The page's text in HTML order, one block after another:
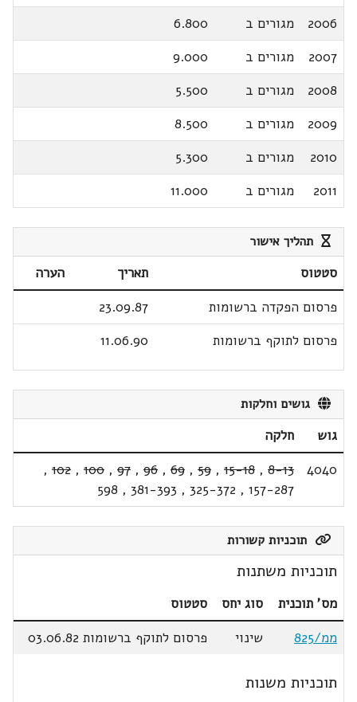
2006
מגורים ב
6.800
2007
מגורים ב
9.000
2008
מגורים ב
5.500
2009
מגורים ב
8.500
2010
מגורים ב
5.300
2011
מגורים ב 11.000
תהליך אישור
סטטוס תאריך
הערה
פרסום הפקדה ברשומות
23.09.87
פרסום לתוקף ברשומות
11.06.90
גושים וחלקות
גוש
חלקה
4040
8-13
,
15-18
,
59
,
69
,
96
,
97
,
100
,
102
,
157-287
,
325-372
,
381-393
,
598
תוכניות קשורות
תוכניות משתנות
מס' תוכנית סוג יחס
סטטוס
ממ/825
שינוי פרסום לתוקף ברשומות 03.06.82
תוכניות משנות